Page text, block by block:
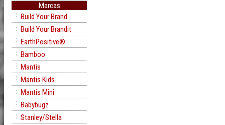
Marcas
Build Your Brand
Build Your Brandit
EarthPositive®
Bamboo
Mantis
Mantis Kids
Mantis Mini
Babybugz
Stanley/Stella